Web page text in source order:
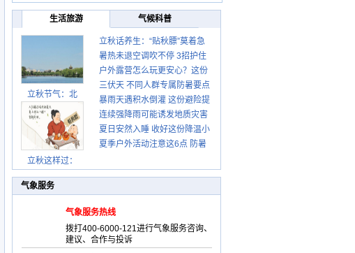
生活旅游 气候科普
立秋节气：北
立秋这样过：
立秋话养生：“贴秋膘”莫着急
先清暑再防燥
暑热未退空调吹不停 3招护住
肩颈不酸痛
户外露营怎么玩更安心？这份
攻略请收好
三伏天 不同人群专属防暑要点
请收好
暴雨天遇积水倒灌 这份避险提
示请收好
连续强降雨可能诱发地质灾害
这些前兆要知道
夏日安然入睡 收好这份降温小
贴士
夏季户外活动注意这6点 防暑
气象服务
气象服务热线
拨打400-6000-121进行气象服务咨询、
建议、合作与投诉